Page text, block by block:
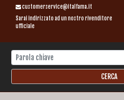
customerservice@italfama.it
Sarai indirizzato ad un nostro rivenditore
ufficiale